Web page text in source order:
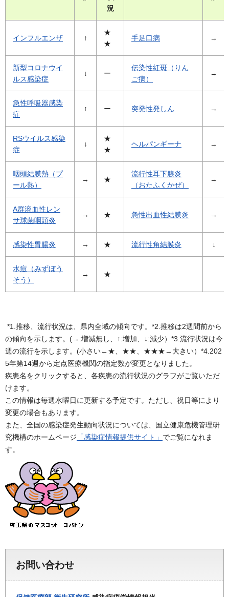
況
インフルエンザ ↑
★
★
手足口病 →
新型コロナウイ
ルス感染症
↓ ー
伝染性紅斑（りん
ご病）
→
急性呼吸器感染
症
↑ ー 突発性発しん →
RSウイルス感染
症
↓
★
★
ヘルパンギーナ →
咽頭結膜熱（プ
ール熱）
→ ★
流行性耳下腺炎
（おたふくかぜ）
→
A群溶血性レン
サ球菌咽頭炎
→ ★ 急性出血性結膜炎 →
感染性胃腸炎 → ★ 流行性角結膜炎 ↓
水痘（みずぼう
そう）
→ ★
*1.推移、流行状況は、県内全域の傾向です。*2.推移は2週間前から
の傾向を示します。(→:増減無し、↑:増加、↓:減少）*3.流行状況は今
週の流行を示します。(小さい←★、★★、★★★→大きい）*4.202
5年第14週から定点医療機関の指定数が変更となりました。
疾患名をクリックすると、各疾患の流行状況のグラフがご覧いただ
けます。
この情報は毎週水曜日に更新する予定です。ただし、祝日等により
変更の場合もあります。
また、全国の感染症発生動向状況については、国立健康危機管理研
究機構のホームページ 「感染症情報提供サイト」 でご覧になれま
す。
お問い合わせ